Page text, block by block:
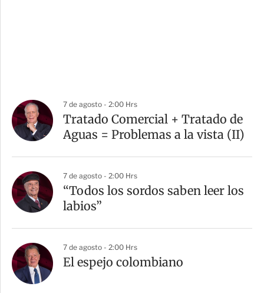
7 de agosto - 2:00 Hrs
Tratado Comercial + Tratado de
Aguas = Problemas a la vista (II)
7 de agosto - 2:00 Hrs
“Todos los sordos saben leer los
labios”
7 de agosto - 2:00 Hrs
El espejo colombiano